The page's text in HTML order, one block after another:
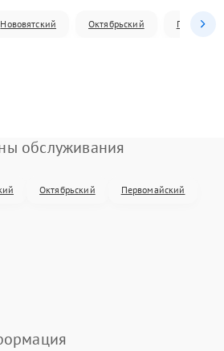
Нововятский Октябрьский
обслуживания
Октябрьский Первомайский